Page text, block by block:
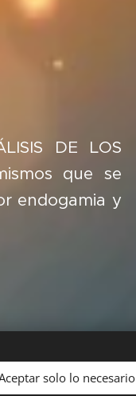
DE LOS
que se
endogamia y
solo lo necesario